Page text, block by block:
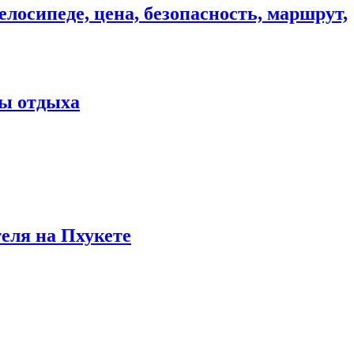
цена, безопасность, маршрут,
отдыха
на Пхукете